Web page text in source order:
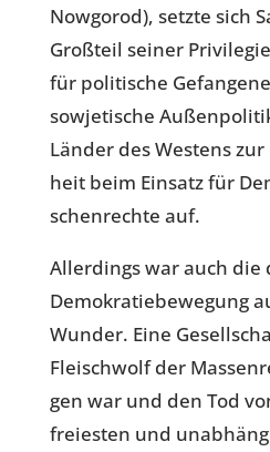
Now­go­rod), setzte sich
Groß­teil seiner
für poli­ti­sche
sowje­ti­sche
Länder des Westens
heit beim Einsatz für
schen­rechte auf.
Aller­dings war auch die
Demo­kra­tie­be­we­gung
Wunder. Eine
Fleisch­wolf der
gen war und den Tod
frei­es­ten und